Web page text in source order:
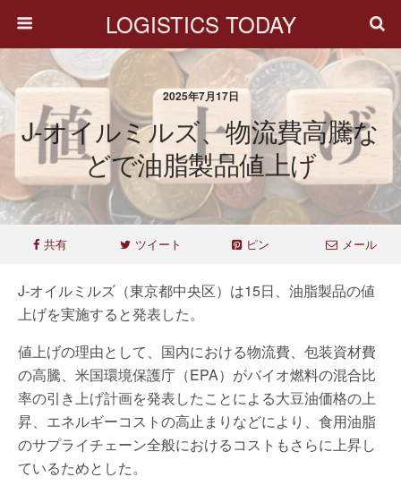
LOGISTICS TODAY
2025年7月17日
J-オイルミルズ、物流費高騰な
どで油脂製品値上げ
共有 ツイート ピン メール
J-オイルミルズ（東京都中央区）は15日、油脂製品の値
上げを実施すると発表した。
値上げの理由として、国内における物流費、包装資材費
の高騰、米国環境保護庁（EPA）がバイオ燃料の混合比
率の引き上げ計画を発表したことによる大豆油価格の上
昇、エネルギーコストの高止まりなどにより、食用油脂
のサプライチェーン全般におけるコストもさらに上昇し
ているためとした。